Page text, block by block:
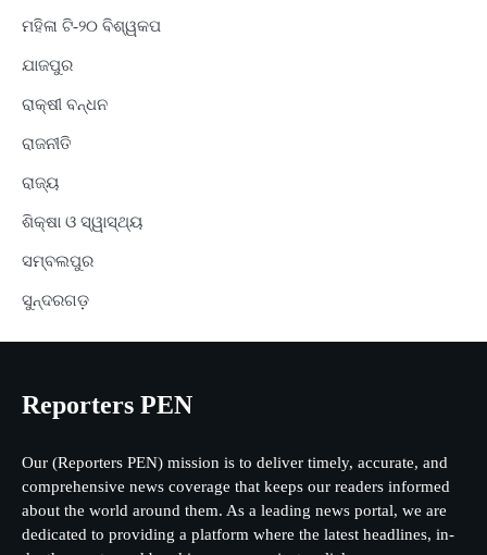
ମହିଳା ଟି-୨୦ ବିଶ୍ୱକପ
ଯାଜପୁର
ରାକ୍ଷୀ ବନ୍ଧନ
ରାଜନୀତି
ରାଜ୍ୟ
ଶିକ୍ଷା ଓ ସ୍ୱାସ୍ଥ୍ୟ
ସମ୍ବଲପୁର
ସୁନ୍ଦରଗଡ଼
Reporters PEN
Our (Reporters PEN) mission is to deliver timely, accurate, and
comprehensive news coverage that keeps our readers informed
about the world around them. As a leading news portal, we are
dedicated to providing a platform where the latest headlines, in-